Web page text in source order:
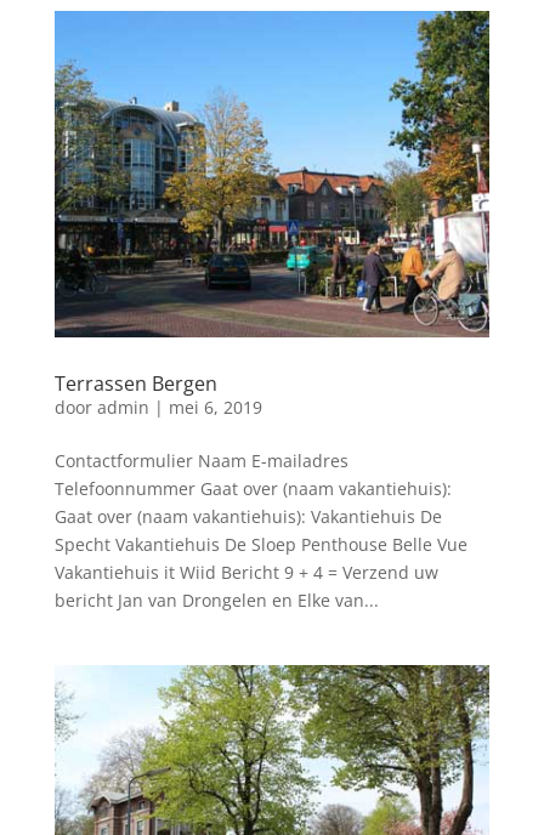
Terrassen Bergen
door admin | mei 6, 2019
Contactformulier Naam E-mailadres
Telefoonnummer Gaat over (naam vakantiehuis):
Gaat over (naam vakantiehuis): Vakantiehuis De
Specht Vakantiehuis De Sloep Penthouse Belle Vue
Vakantiehuis it Wiid Bericht 9 + 4 = Verzend uw
bericht Jan van Drongelen en Elke van...